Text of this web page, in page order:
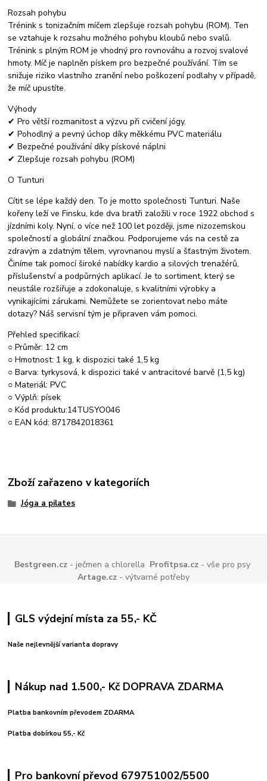
Rozsah pohybu
Trénink s tonizačním míčem zlepšuje rozsah pohybu (ROM). Ten
se vztahuje k rozsahu možného pohybu kloubů nebo svalů.
Trénink s plným ROM je vhodný pro rovnováhu a rozvoj svalové
hmoty. Míč je naplněn pískem pro bezpečné používání. Tím se
snižuje riziko vlastního zranění nebo poškození podlahy v případě,
že míč upustíte.
Výhody
✔ Pro větší rozmanitost a výzvu při cvičení jógy.
✔ Pohodlný a pevný úchop díky měkkému PVC materiálu
✔ Bezpečné používání díky pískové náplni
✔ Zlepšuje rozsah pohybu (ROM)
O Tunturi
Cítit se lépe každý den. To je motto společnosti Tunturi. Naše
kořeny leží ve Finsku, kde dva bratři založili v roce 1922 obchod s
jízdními koly. Nyní, o více než 100 let později, jsme nizozemskou
společností a globální značkou. Podporujeme vás na cestě za
zdravým a zdatným tělem, vyrovnanou myslí a šťastným životem.
Činíme tak pomocí široké nabídky kardio a silových trenažérů,
příslušenství a podpůrných aplikací. Je to sortiment, který se
neustále rozšiřuje a zdokonaluje, s kvalitními výrobky a
vynikajícími zárukami. Nemůžete se zorientovat nebo máte
dotazy? Náš servisní tým je připraven vám pomoci.
Přehled specifikací:
○ Průměr: 12 cm
○ Hmotnost: 1 kg, k dispozici také 1,5 kg
○ Barva: tyrkysová, k dispozici také v antracitové barvě (1,5 kg)
○ Materiál: PVC
○ Výplň: písek
○ Kód produktu:14TUSYO046
○ EAN kód: 8717842018361
Zboží zařazeno v kategoriích
Jóga a pilates
Bestgreen.cz - ječmen a chlorella Profitpsa.cz - vše pro psy
Artage.cz - výtvarné potřeby
GLS výdejní místa za 55,- KČ
Naše nejlevnější varianta dopravy
Nákup nad 1.500,- Kč DOPRAVA ZDARMA
Platba bankovním převodem ZDARMA
Platba dobírkou 55,- Kč
Pro bankovní převod 679751002/5500